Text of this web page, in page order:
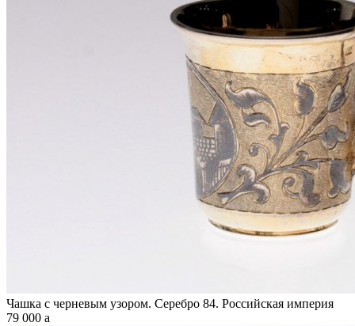
Чашка с черневым узором. Серебро 84. Российская империя
79 000 a